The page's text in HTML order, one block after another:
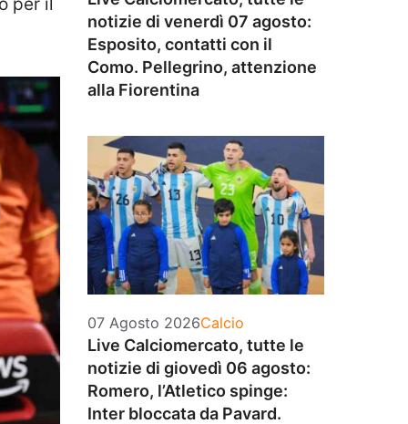
notizie di venerdì 07 agosto:
Esposito, contatti con il
Como. Pellegrino, attenzione
alla Fiorentina
07 Agosto 2026Categorie
Calcio
Live Calciomercato, tutte le
notizie di giovedì 06 agosto:
Romero, l’Atletico spinge:
Inter bloccata da Pavard.